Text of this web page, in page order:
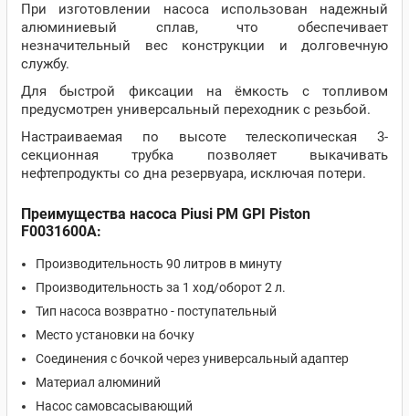
При изготовлении насоса использован надежный
алюминиевый сплав, что обеспечивает
незначительный вес конструкции и долговечную
службу.
Для быстрой фиксации на ёмкость с топливом
предусмотрен универсальный переходник с резьбой.
Настраиваемая по высоте телескопическая 3-
секционная трубка позволяет выкачивать
нефтепродукты со дна резервуара, исключая потери.
Преимущества насоса Piusi PM GPI Piston
F0031600А:
Производительность 90 литров в минуту
Производительность за 1 ход/оборот 2 л.
Тип насоса возвратно - поступательный
Место установки на бочку
Соединения с бочкой через универсальный адаптер
Материал алюминий
Насос самовсасывающий